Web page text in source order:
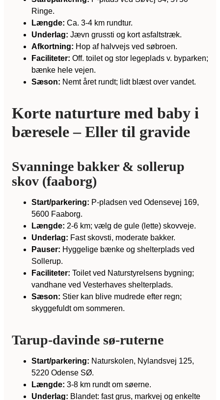
Ringe.
Længde: Ca. 3-4 km rundtur.
Underlag: Jævn grussti og kort asfaltstræk.
Afkortning: Hop af halvvejs ved søbroen.
Faciliteter: Off. toilet og stor legeplads v. byparken;
bænke hele vejen.
Sæson: Nemt året rundt; lidt blæst over vandet.
Korte naturture med baby i
bæresele – Eller til gravide
Svanninge bakker & sollerup
skov (faaborg)
Start/parkering: P-pladsen ved Odensevej 169,
5600 Faaborg.
Længde: 2-6 km; vælg de gule (lette) skovveje.
Underlag: Fast skovsti, moderate bakker.
Pauser: Hyggelige bænke og shelterplads ved
Sollerup.
Faciliteter: Toilet ved Naturstyrelsens bygning;
vandhane ved Vesterhaves shelterplads.
Sæson: Stier kan blive mudrede efter regn;
skyggefuldt om sommeren.
Tarup-davinde sø-ruterne
Start/parkering: Naturskolen, Nylandsvej 125,
5220 Odense SØ.
Længde: 3-8 km rundt om søerne.
Underlag: Blandet: fast grus, markvej og enkelte